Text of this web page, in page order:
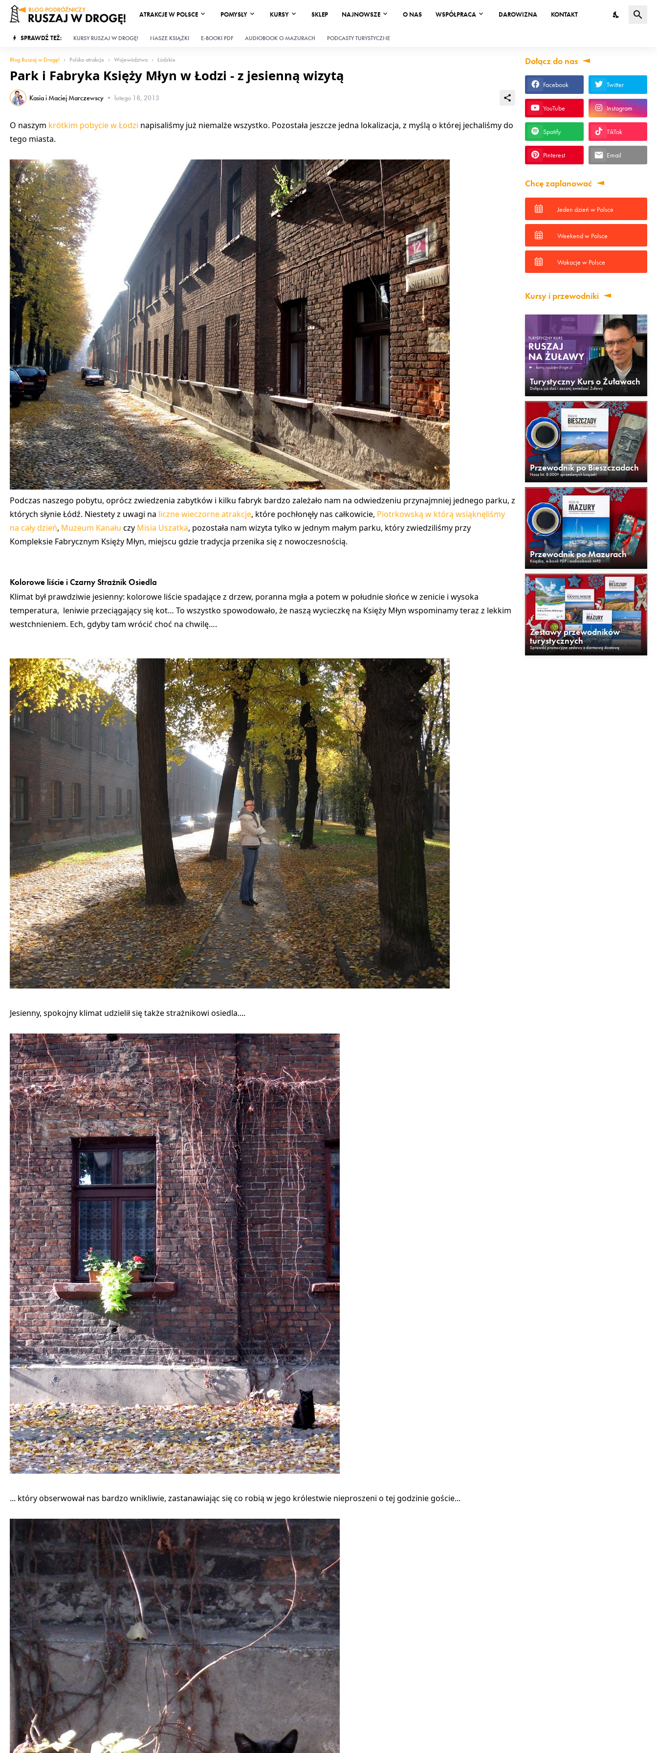
ATRAKCJE W POLSCE POMYSŁY KURSY SKLEP NAJNOWSZE O NAS WSPÓŁPRACA DAROWIZNA KONTAKT
SPRAWDŹ TEŻ: KURSY RUSZAJ W DROGĘ! NASZE KSIĄŻKI E-BOOKI PDF AUDIOBOOK O MAZURACH PODCASTY TURYSTYCZNE
Blog Ruszaj w Drogę! Polska atrakcje Województwa Łódzkie
Park i Fabryka Księży Młyn w Łodzi - z jesienną wizytą
Kasia i Maciej Marczewscy • lutego 18, 2013
O naszym krótkim pobycie w Łodzi napisaliśmy już niemalże wszystko. Pozostała jeszcze jedna lokalizacja, z myślą o której jechaliśmy do
tego miasta.
Podczas naszego pobytu, oprócz zwiedzenia zabytków i kilku fabryk bardzo zależało nam na odwiedzeniu przynajmniej jednego parku, z
których słynie Łódź. Niestety z uwagi na liczne wieczorne atrakcje, które pochłonęły nas całkowicie, Piotrkowską w którą wsiąknęliśmy
na cały dzień, Muzeum Kanału czy Misia Uszatka, pozostała nam wizyta tylko w jednym małym parku, który zwiedziliśmy przy
Kompleksie Fabrycznym Księży Młyn, miejscu gdzie tradycja przenika się z nowoczesnością.
Kolorowe liście i Czarny Strażnik Osiedla
Klimat był prawdziwie jesienny: kolorowe liście spadające z drzew, poranna mgła a potem w południe słońce w zenicie i wysoka
temperatura, leniwie przeciągający się kot… To wszystko spowodowało, że naszą wycieczkę na Księży Młyn wspominamy teraz z lekkim
westchnieniem. Ech, gdyby tam wrócić choć na chwilę….
Jesienny, spokojny klimat udzielił się także strażnikowi osiedla....
... który obserwował nas bardzo wnikliwie, zastanawiając się co robią w jego królestwie nieproszeni o tej godzinie goście...
Dołącz do nas
Facebook Twitter
YouTube Instagram
Spotify TikTok
Pinterest Email
Chcę zaplanować
Jeden dzień w Polsce
Weekend w Polsce
Wakacje w Polsce
Kursy i przewodniki
Turystyczny Kurs o Żuławach
Dołącz już dziś i zacznij zwiedzać Żuławy
Przewodnik po Bieszczadach
Nasz hit. 8.000+ sprzedanych książek!
Przewodnik po Mazurach
Książka, e-book PDF i audioobook MP3
Zestawy przewodników
turystycznych
Sprawdź promocyjne zestawy z darmową dostawą